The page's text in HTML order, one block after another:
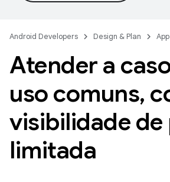
Android Developers Design & Plan
Atender a
uso comuns,
visibilidade de
limitada